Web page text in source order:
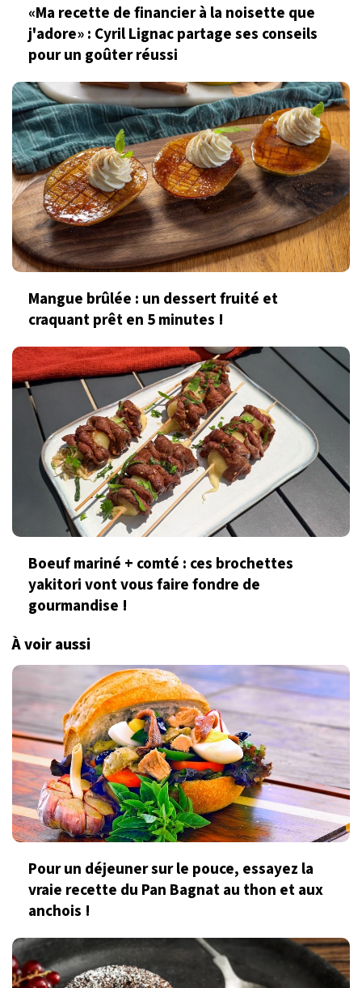
«Ma recette de financier à la noisette que
j'adore» : Cyril Lignac partage ses conseils
pour un goûter réussi
Mangue brûlée : un dessert fruité et
craquant prêt en 5 minutes !
Boeuf mariné + comté : ces brochettes
yakitori vont vous faire fondre de
gourmandise !
À voir aussi
Pour un déjeuner sur le pouce, essayez la
vraie recette du Pan Bagnat au thon et aux
anchois !